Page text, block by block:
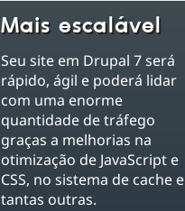
Mais escalável
Seu site em Drupal 7 será
rápido, ágil e poderá lidar
com uma enorme
quantidade de tráfego
graças a melhorias na
otimização de JavaScript e
CSS, no sistema de cache e
tantas outras.